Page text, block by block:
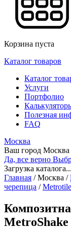
Корзина пуста
Каталог товаров
Каталог
Услуги
Портфолио
Полезная
FAQ
Москва
Ваш город Москва
Да, все верно
Загрузка каталога...
Главная /Москва /
черепица / Metrotile